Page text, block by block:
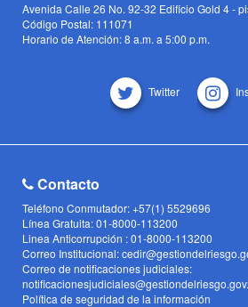
Avenida Calle 26 No. 92-32 Edificio Gold 4 -
Código Postal: 111071
Horario de Atención: 8 a.m. a 5:00 p.m.
Twitter
Contacto
Teléfono Conmutador: +57(1) 5529696
Línea Gratuita: 01-8000-113200
Linea Anticorrupción : 01-8000-113200
Correo Institucional:
Correo de notificaciones judiciales:
Política de seguridad de la información